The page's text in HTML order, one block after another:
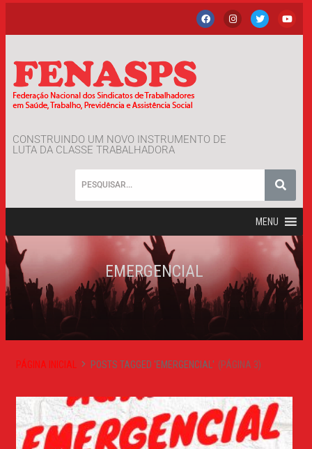
CONSTRUINDO UM NOVO INSTRUMENTO DE
LUTA DA CLASSE TRABALHADORA
MENU
EMERGENCIAL
PÁGINA INICIAL POSTS TAGGED 'EMERGENCIAL' (PÁGINA 3)